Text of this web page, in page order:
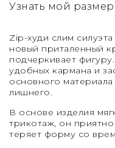
Узнать мой размер
Zip-худи слим
новый приталенный
подчеркивает
удобных кармана и
основного
лишнего.
В основе изделия
трикотаж, он
теряет форму со